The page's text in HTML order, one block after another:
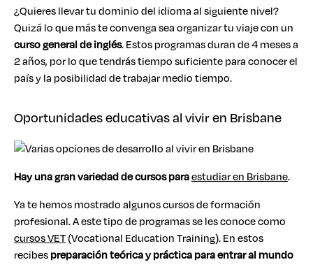
¿Quieres llevar tu dominio del idioma al siguiente nivel?
Quizá lo que más te convenga sea organizar tu viaje con un
curso general de inglés. Estos programas duran de 4 meses a
2 años, por lo que tendrás tiempo suficiente para conocer el
país y la posibilidad de trabajar medio tiempo.
Oportunidades educativas al vivir en Brisbane
Hay una gran variedad de cursos paraestudiar en Brisbane.
Ya te hemos mostrado algunos cursos de formación
profesional. A este tipo de programas se les conoce como
cursos VET(Vocational Education Training). En estos
recibespreparación teórica y práctica para entrar al mundo